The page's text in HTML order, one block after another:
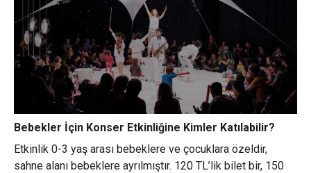
Bebekler İçin Konser Etkinliğine Kimler Katılabilir?
Etkinlik 0-3 yaş arası bebeklere ve çocuklara özeldir,
sahne alanı bebeklere ayrılmıştır. 120 TL’lik bilet bir, 150